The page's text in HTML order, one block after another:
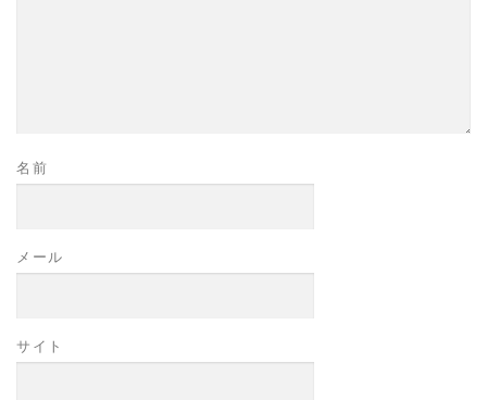
名前
メール
サイト